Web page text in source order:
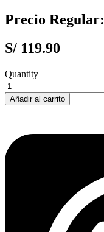
Precio Regular:
S/ 119.90
Quantity
Broca
Metal
HSS-
87
x
Añadir al carrito